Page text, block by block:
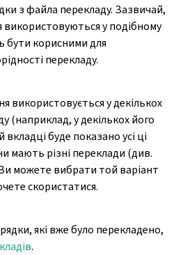
з файла перекладу. Зазвичай,
використовуються у подібному
бути корисними для
перекладу.
використовується у декількох
(наприклад, у декількох його
вкладці буде показано усі ці
мають різні переклади (див.
можете вибрати той варіант
скористатися.
які вже було перекладено,
.